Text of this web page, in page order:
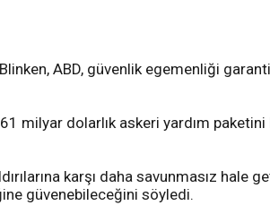
ABD, güvenlik egemenliği garanti
milyar dolarlık askeri yardım
karşı daha savunmasız hale
güvenebileceğini söyledi.